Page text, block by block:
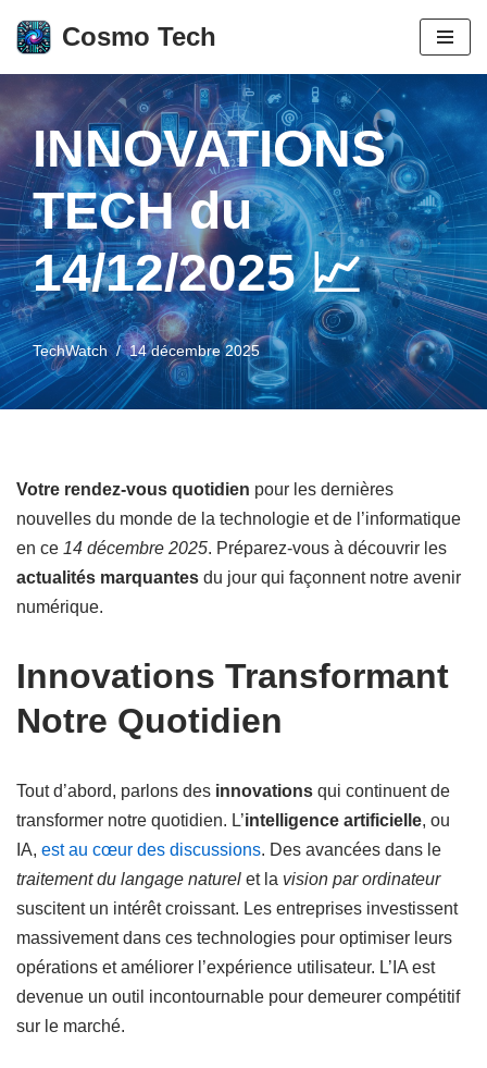
Aller
au
contenu
Cosmo Tech
INNOVATIONS
TECH du
14/12/2025 📈
TechWatch 14 décembre 2025
Votre rendez-vous quotidien pour les dernières
nouvelles du monde de la technologie et de l’informatique
en ce 14 décembre 2025. Préparez-vous à découvrir les
actualités marquantes du jour qui façonnent notre avenir
numérique.
Innovations Transformant
Notre Quotidien
Tout d’abord, parlons des innovations qui continuent de
transformer notre quotidien. L’intelligence artificielle, ou
IA, est au cœur des discussions. Des avancées dans le
traitement du langage naturel et la vision par ordinateur
suscitent un intérêt croissant. Les entreprises investissent
massivement dans ces technologies pour optimiser leurs
opérations et améliorer l’expérience utilisateur. L’IA est
devenue un outil incontournable pour demeurer compétitif
sur le marché.